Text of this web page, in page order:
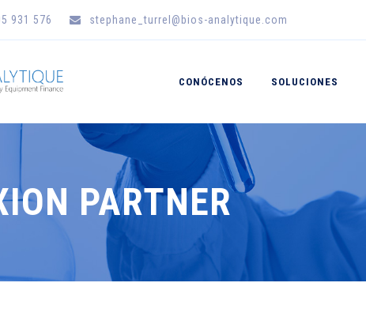
931 576 stephane_turrel@bios-analytique.com
CONÓCENOS SOLUCIONES
PARTNER